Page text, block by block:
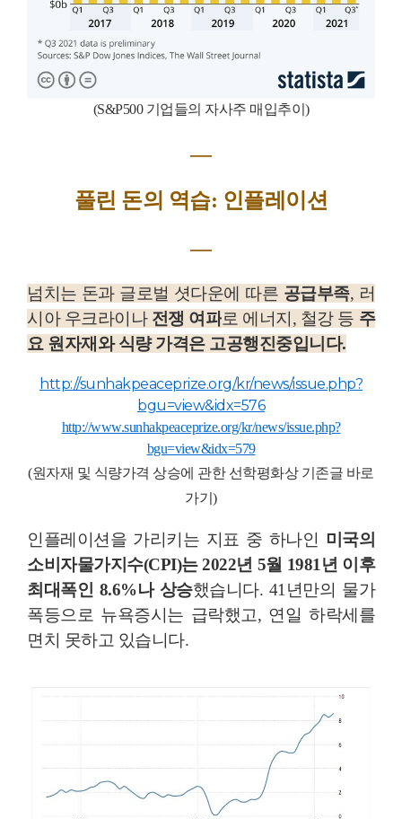
(S&P500 기업들의 자사주 매입추이)
―
풀린 돈의 역습: 인플레이션
―
넘치는 돈과 글로벌 셧다운에 따른 공급부족, 러
시아 우크라이나 전쟁 여파로 에너지, 철강 등 주
요 원자재와 식량 가격은 고공행진중입니다.
http://sunhakpeaceprize.org/kr/news/issue.php?
bgu=view&idx=576
http://www.sunhakpeaceprize.org/kr/news/issue.php?
bgu=view&idx=579
(원자재 및 식량가격 상승에 관한 선학평화상 기존글 바로
가기)
인플레이션을 가리키는 지표 중 하나인 미국의
소비자물가지수(CPI)는 2022년 5월 1981년 이후
최대폭인 8.6%나 상승했습니다. 41년만의 물가
폭등으로 뉴욕증시는 급락했고, 연일 하락세를
면치 못하고 있습니다.